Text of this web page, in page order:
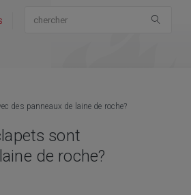
des panneaux de laine de roche?
sont
de roche?